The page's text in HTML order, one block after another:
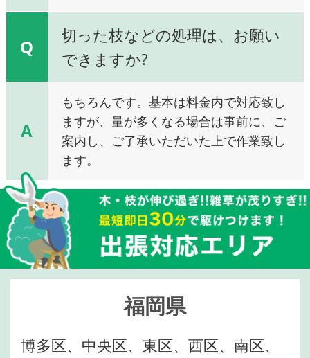
Q
切った枝などの処理は、お願い
できますか?
A
もちろんです。基本は料金内で対応致し
ますが、量が多くなる場合は事前に、ご
案内し、ご了承いただいた上で作業致し
ます。
福岡県
博多区、中央区、東区、西区、南区、